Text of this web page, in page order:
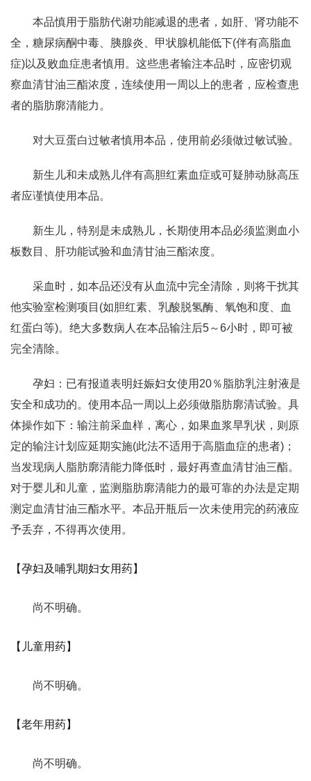
本品慎用于脂肪代谢功能减退的患者，如肝、肾功能不
全，糖尿病酮中毒、胰腺炎、甲状腺机能低下(伴有高脂血
症)以及败血症患者慎用。这些患者输注本品时，应密切观
察血清甘油三酯浓度，连续使用一周以上的患者，应检查患
者的脂肪廓清能力。
对大豆蛋白过敏者慎用本品，使用前必须做过敏试验。
新生儿和未成熟儿伴有高胆红素血症或可疑肺动脉高压
者应谨慎使用本品。
新生儿，特别是未成熟儿，长期使用本品必须监测血小
板数目、肝功能试验和血清甘油三酯浓度。
采血时，如本品还没有从血流中完全清除，则将干扰其
他实验室检测项目(如胆红素、乳酸脱氢酶、氧饱和度、血
红蛋白等)。绝大多数病人在本品输注后5～6小时，即可被
完全清除。
孕妇：已有报道表明妊娠妇女使用20％脂肪乳注射液是
安全和成功的。使用本品一周以上必须做脂肪廓清试验。具
体操作如下：输注前采血样，离心，如果血浆旱乳状，则原
定的输注计划应延期实施(此法不适用于高脂血症的患者)；
当发现病人脂肪廓清能力降低时，最好再查血清甘油三酯。
对于婴儿和儿童，监测脂肪廓清能力的最可靠的办法是定期
测定血清甘油三酯水平。本品开瓶后一次未使用完的药液应
予丢弃，不得再次使用。
【孕妇及哺乳期妇女用药】
尚不明确。
【儿童用药】
尚不明确。
【老年用药】
尚不明确。